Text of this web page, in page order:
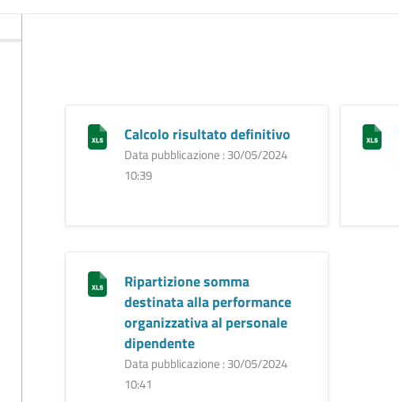
Calcolo risultato definitivo
Data pubblicazione : 30/05/2024
10:39
Ripartizione somma
destinata alla performance
organizzativa al personale
dipendente
Data pubblicazione : 30/05/2024
10:41